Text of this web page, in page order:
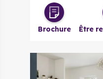
Brochure Être